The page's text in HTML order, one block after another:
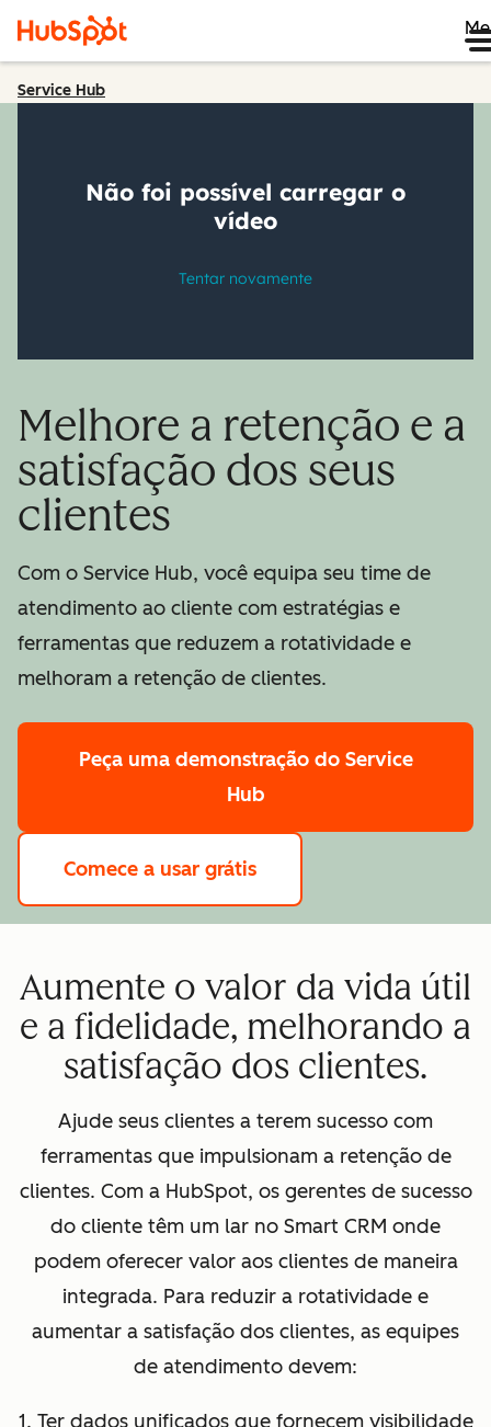
Service Hub
Melhore a retenção e a
satisfação dos seus
clientes
Com o Service Hub, você equipa seu time de
atendimento ao cliente com estratégias e
ferramentas que reduzem a rotatividade e
melhoram a retenção de clientes.
Peça uma demonstração do Service
Hub
Comece a usar grátis
Aumente o valor da vida útil
e a fidelidade, melhorando a
satisfação dos clientes.
Ajude seus clientes a terem sucesso com
ferramentas que impulsionam a retenção de
clientes. Com a HubSpot, os gerentes de sucesso
do cliente têm um lar no Smart CRM onde
podem oferecer valor aos clientes de maneira
integrada. Para reduzir a rotatividade e
aumentar a satisfação dos clientes, as equipes
de atendimento devem:
1. Ter dados unificados que fornecem visibilidade